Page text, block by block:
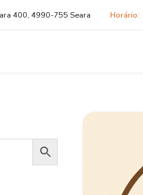
400, 4990-755 Seara Horário: